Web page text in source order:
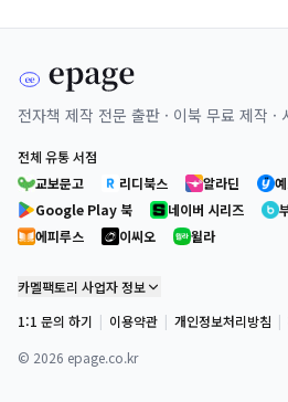
전자책 제작 전문 출판 · 이북 무료 제작 ·
전체 유통 서점
교보문고
리디북스 알라딘
Google Play 북
네이버 시리즈
에피루스
이씨오 윌라
카멜팩토리 사업자 정보
1:1 문의 하기 | 이용약관 | 개인정보처리방침 |
© 2026 epage.co.kr